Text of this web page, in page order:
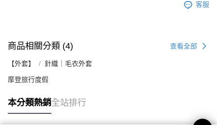
客服
商品相關分類 (4) 查看全部
【外套】 針織｜毛衣外套
摩登旅行度假
本分類熱銷全站排行